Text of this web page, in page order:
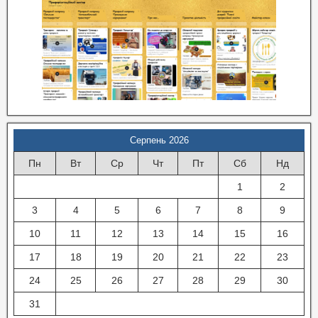
Серпень 2026
Пн Вт Ср Чт Пт Сб Нд
1 2
3 4 5 6 7 8 9
10 11 12 13 14 15 16
17 18 19 20 21 22 23
24 25 26 27 28 29 30
31